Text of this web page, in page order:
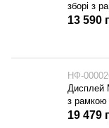
зборі з
13 590
НФ-
Дисплей
з рамкою
19 479